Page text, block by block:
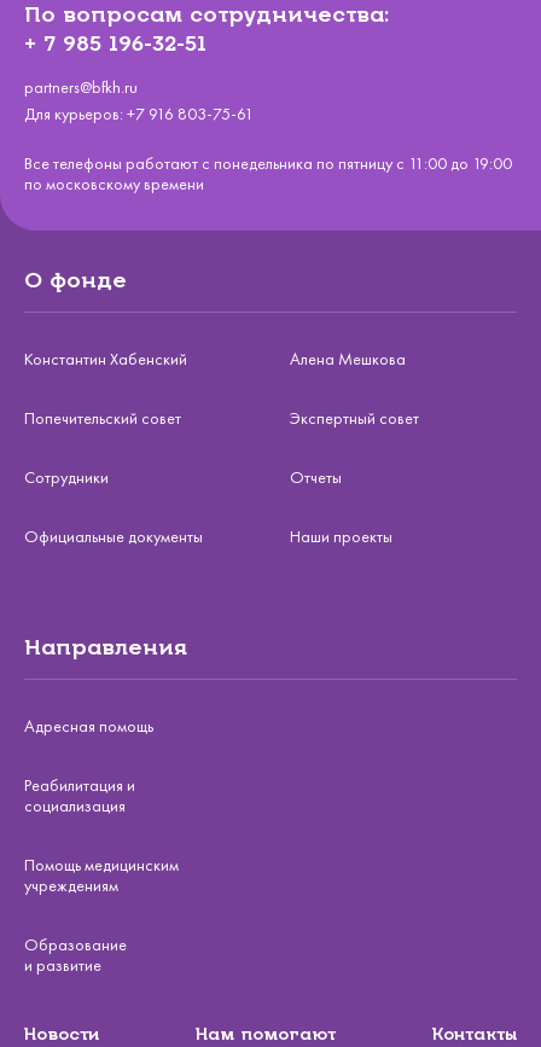
По вопросам сотрудничества:
+ 7 985 196-32-51
partners@bfkh.ru
Для курьеров: +7 916 803-75-61
Все телефоны работают с понедельника по пятницу с 11:00 до 19:00
по московскому времени
О фонде
Константин Хабенский Алена Мешкова
Попечительский совет Экспертный совет
Сотрудники Отчеты
Официальные документы Наши проекты
Направления
Адресная помощь
Реабилитация и
социализация
Помощь медицинским
учреждениям
Образование
и развитие
Новости Нам помогают Контакты